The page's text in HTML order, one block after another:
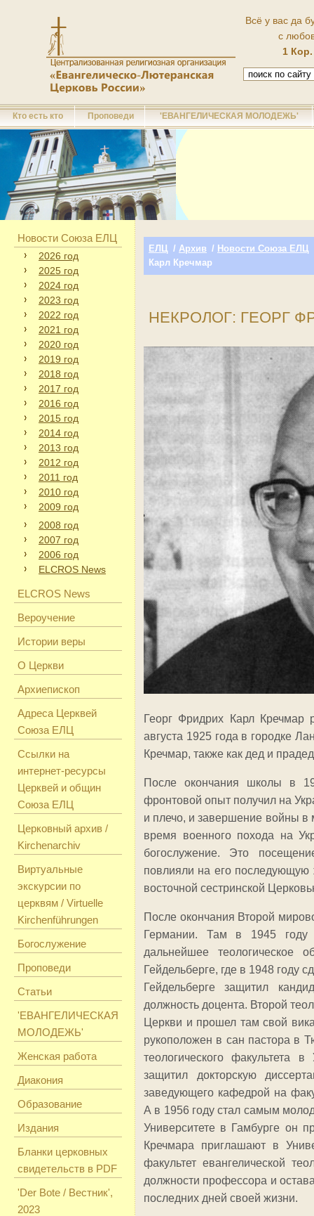
Всё у вас да
с
1
Кто есть кто Проповеди 'ЕВАНГЕЛИЧЕСКАЯ МОЛОДЕЖЬ'
Новости Союза ЕЛЦ
2026 год
2025 год
2024 год
2023 год
2022 год
2021 год
2020 год
2019 год
2018 год
2017 год
2016 год
2015 год
2014 год
2013 год
2012 год
2011 год
2010 год
2009 год
2008 год
2007 год
2006 год
ELCROS News
ELCROS News
Вероучение
Истории веры
О Церкви
Архиепископ
Адреса Церквей
Союза ЕЛЦ
Ссылки на
интернет-ресурсы
Церквей и общин
Союза ЕЛЦ
Церковный архив /
Kirchenarchiv
Виртуальные
экскурсии по
церквям / Virtuelle
Kirchenführungen
Богослужение
Проповеди
Статьи
'ЕВАНГЕЛИЧЕСКАЯ
МОЛОДЕЖЬ'
Женская работа
Диакония
Образование
Издания
Бланки церковных
свидетельств в PDF
'Der Bote / Вестник',
2023
ЕЛЦ / Архив / Новости Союза ЕЛЦ
Карл Кречмар
НЕКРОЛОГ: ГЕОРГ
Георг Фридрих Карл Кречмар
августа 1925 года в городке
Кречмар, также как дед и
После окончания школы в
фронтовой опыт получил на
и плечо, и завершение войны в
время военного похода на
богослужение. Это
повлияли на его последующую
восточной сестринской
После окончания Второй
Германии. Там в 1945 году
дальнейшее
Гейдельберге, где в 1948 году
Гейдельберге защитил
должность доцента. Второй
Церкви и прошел там свой
рукоположен в сан пастора в
теологического факультета
защитил докторскую
заведующего кафедрой на
А в 1956 году стал самым
Университете в Гамбурге он
Кречмара приглашают в
факультет евангелической
должности профессора и
последних дней своей жизни.